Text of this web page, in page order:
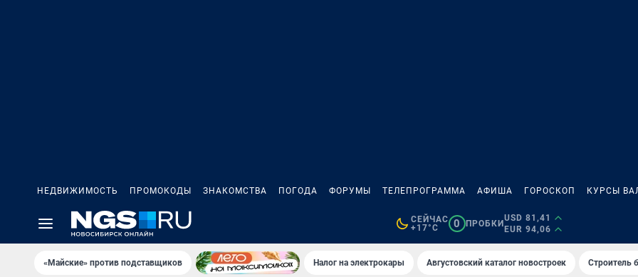
НЕДВИЖИМОСТЬ ПРОМОКОДЫ ЗНАКОМСТВА ПОГОДА ФОРУМЫ ТЕЛЕПРОГРАММА АФИША ГОРОСКОП КУРСЫ
СЕЙЧАС
+17°C
0 ПРОБКИ
USD 81,41
EUR 94,06
«Майские» против подставщиков Налог на электрокары Августовский каталог новостроек Строитель